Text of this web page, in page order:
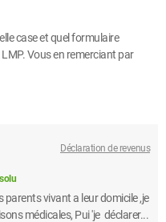
case et quel formulaire
Vous en remerciant par
Déclaration de revenus
parents vivant a leur domicile ,je
médicales, Pui 'je déclarer...